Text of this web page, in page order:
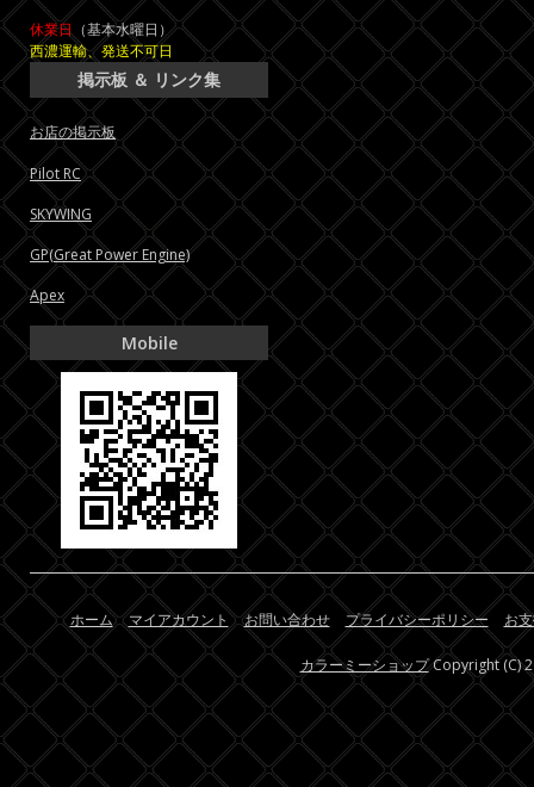
休業日 （基本水曜日）
西濃運輸、発送不可日
掲示板 ＆ リンク集
お店の掲示板
Pilot RC
SKYWING
GP(Great Power Engine)
Apex
Mobile
ホーム マイアカウント お問い合わせ プライバシーポリシー お
カラーミーショップCopyright (C)